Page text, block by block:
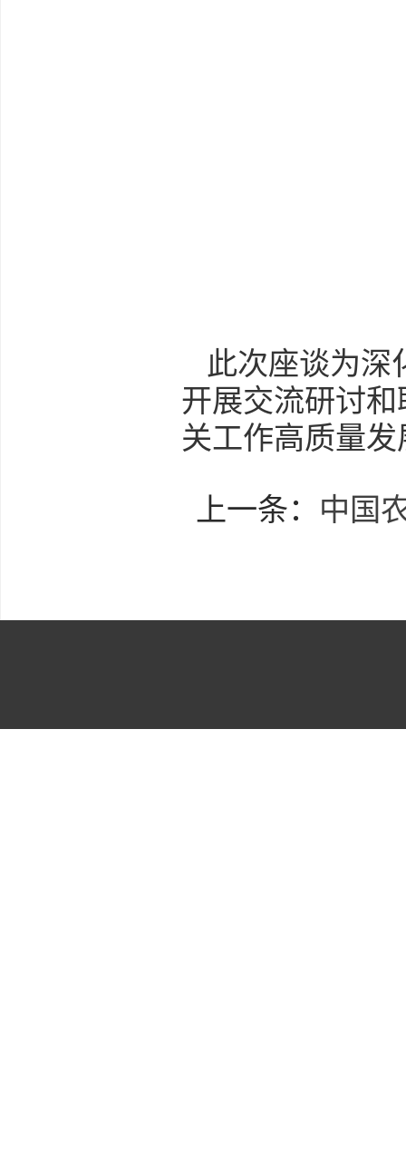
此次座谈为深
开展交流研讨
关工作高质量发
上一条： 中国